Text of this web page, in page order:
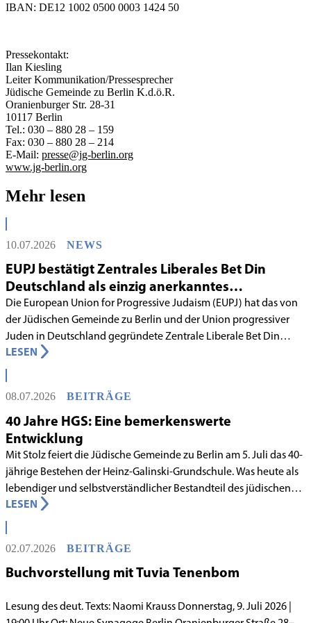
IBAN: DE12 1002 0500 0003 1424 50
Pressekontakt:
Ilan Kiesling
Leiter Kommunikation/Pressesprecher
Jüdische Gemeinde zu Berlin K.d.ö.R.
Oranienburger Str. 28-31
10117 Berlin
Tel.: 030 – 880 28 – 159
Fax: 030 – 880 28 – 214
E-Mail: presse@jg-berlin.org
www.jg-berlin.org
Mehr lesen
10.07.2026 NEWS
EUPJ bestätigt Zentrales Liberales Bet Din
Deutschland als einzig anerkanntes
liberales Rabbinatsgericht
Die European Union for Progressive Judaism (EUPJ) hat das von
der Jüdischen Gemeinde zu Berlin und der Union progressiver
Juden in Deutschland gegründete Zentrale Liberale Bet Din
Deutschland mit Wirkung zum 1. Juni 2026 als anerkanntes
Rabbinatsgericht aufgenommen.
LESEN
08.07.2026 BEITRÄGE
40 Jahre HGS: Eine bemerkenswerte
Entwicklung
Mit Stolz feiert die Jüdische Gemeinde zu Berlin am 5. Juli das 40-
jährige Bestehen der Heinz-Galinski-Grundschule. Was heute als
lebendiger und selbstverständlicher Bestandteil des jüdischen
Lebens in Berlin gilt, begann in den 1980er-Jahren unter
schwierigen Voraussetzungen. Vor dem Hintergrund eines
innergemeindlichen Wandels entstand bereits 1983 die Idee, eine
jüdische Grundschule zu gründen.
LESEN
02.07.2026 BEITRÄGE
Buchvorstellung mit Tuvia Tenenbom
Lesung des deut. Texts: Naomi Krauss Donnerstag, 9. Juli 2026 |